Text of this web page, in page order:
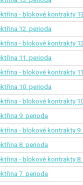
- blokové kontrakty
12. perioda
- blokové kontrakty
11. perioda
- blokové kontrakty
10. perioda
- blokové kontrakty
9. perioda
- blokové kontrakty
8. perioda
- blokové kontrakty
7. perioda